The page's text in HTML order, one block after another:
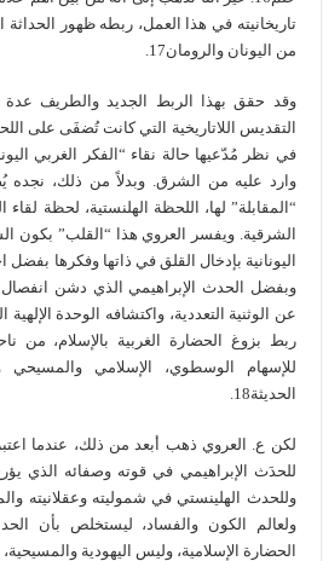
تاريخانيته في هذا العمل، ربطه ظهور الحداثة
من اليونان والرومان17.
وقد حقق بهذا الربط الجديد والطريف عدة
التقديس اللاتاريخية التي كانت تُضفَى على
في نظر مُدّعيها حالة نقاء “الفكر الغربي
وارد عليه من الشرق. وبدلاً من ذلك، نجده
“المقابلة” لها، اللحظة الهلنستية، لحظة
الشرقية. ويفسر العروي هذا “القلب”
اليونانية بإدخال القلق في ذاتها وفكرها
وبفضل الحدث الإبراهيمي الذي دشن
عن الوثنية التعددية، واكتشافه الوحدة
ربط بزوغ الحضارة الغربية بالإسلام، من
للإسهام الوسطوي، الإسلامي والمسيحي
الحديثة18.
لكن ع. العروي ذهب أبعد من ذلك، عندما
للحدَث الإبراهيمي في قوته وصفائه الذي
وللحدث الهلينستي في شموليته وعقلانيته
ولعالم الكون والفساد، ليستخلص بأن
الحضارة الإسلامية، وليس اليهودية